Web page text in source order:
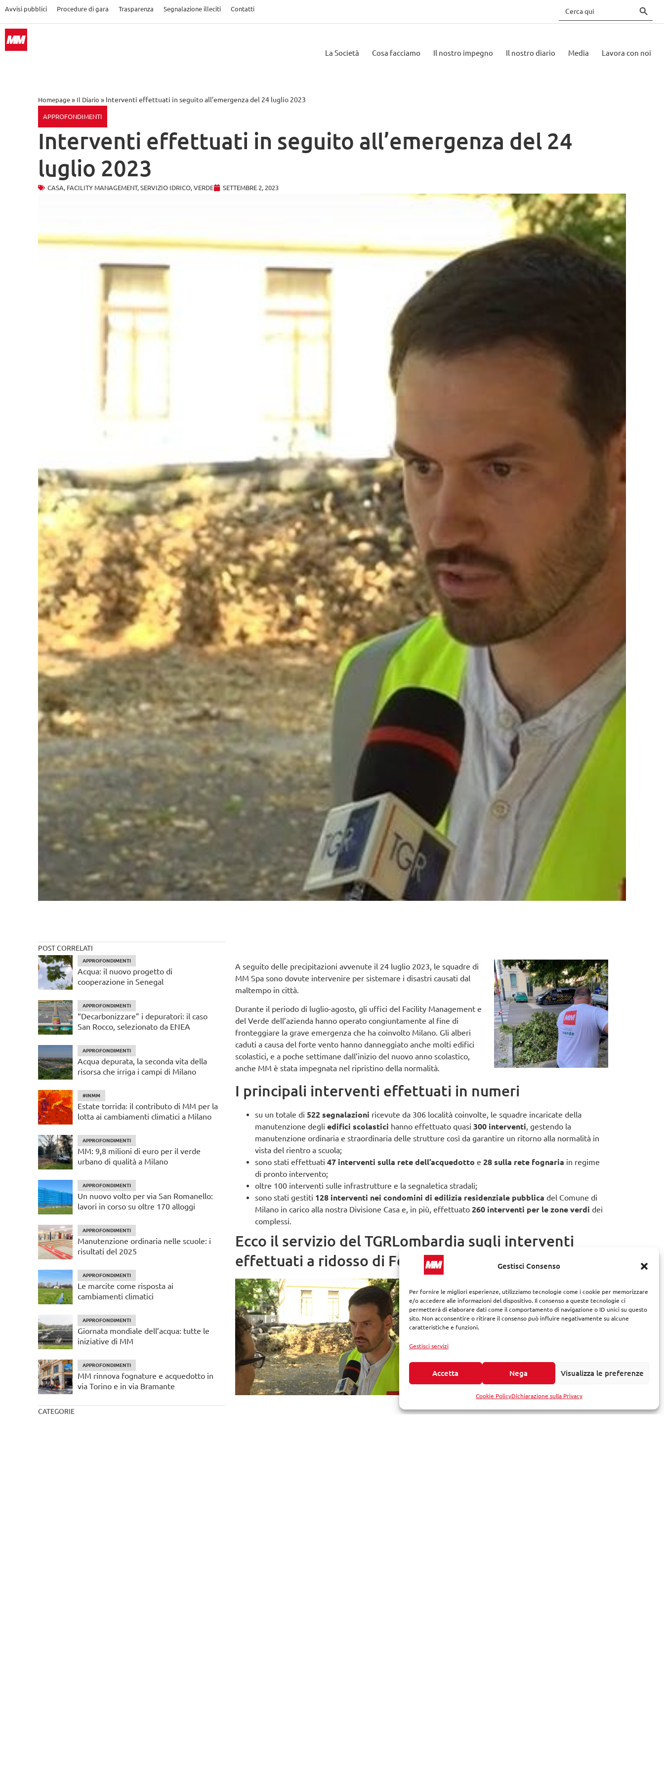
Gestisci Consenso
Per fornire le migliori esperienze, utilizziamo tecnologie come i cookie per memorizzare
e/o accedere alle informazioni del dispositivo. Il consenso a queste tecnologie ci
permetterà di elaborare dati come il comportamento di navigazione o ID unici su questo
sito. Non acconsentire o ritirare il consenso può influire negativamente su alcune
caratteristiche e funzioni.
Gestisci servizi
Accetta Nega Visualizza le preferenze
Cookie PolicyDichiarazione sulla Privacy
Avvisi pubblici Procedure di gara Trasparenza Segnalazione illeciti Contatti
for:
La Società Cosa facciamo Il nostro impegno Il nostro diario Media Lavora con noi
Homepage » Il Diario » Interventi effettuati in seguito all’emergenza del 24 luglio 2023
APPROFONDIMENTI
Interventi effettuati in seguito all’emergenza del 24
luglio 2023
CASA, FACILITY MANAGEMENT,SERVIZIO IDRICO,VERDE SETTEMBRE 2, 2023
POST CORRELATI
APPROFONDIMENTI
Acqua: il nuovo progetto di
cooperazione in Senegal
APPROFONDIMENTI
“Decarbonizzare” i depuratori: il caso
San Rocco, selezionato da ENEA
APPROFONDIMENTI
Acqua depurata, la seconda vita della
risorsa che irriga i campi di Milano
#INMM
Estate torrida: il contributo di MM per la
lotta ai cambiamenti climatici a Milano
APPROFONDIMENTI
MM: 9,8 milioni di euro per il verde
urbano di qualità a Milano
APPROFONDIMENTI
Un nuovo volto per via San Romanello:
lavori in corso su oltre 170 alloggi
APPROFONDIMENTI
Manutenzione ordinaria nelle scuole: i
risultati del 2025
APPROFONDIMENTI
Le marcite come risposta ai
cambiamenti climatici
APPROFONDIMENTI
Giornata mondiale dell’acqua: tutte le
iniziative di MM
APPROFONDIMENTI
MM rinnova fognature e acquedotto in
via Torino e in via Bramante
CATEGORIE
A seguito delle precipitazioni avvenute il 24 luglio 2023, le squadre di
MM Spa sono dovute intervenire per sistemare i disastri causati dal
maltempo in città.
Durante il periodo di luglio-agosto, gli uffici del Facility Management e
del Verde dell’azienda hanno operato congiuntamente al fine di
fronteggiare la grave emergenza che ha coinvolto Milano. Gli alberi
caduti a causa del forte vento hanno danneggiato anche molti edifici
scolastici, e a poche settimane dall’inizio del nuovo anno scolastico,
anche MM è stata impegnata nel ripristino della normalità.
I principali interventi effettuati in numeri
su un totale di522 segnalazioni ricevute da 306 località coinvolte, le squadre incaricate della
manutenzione degliedifici scolastici hanno effettuato quasi 300 interventi, gestendo la
manutenzione ordinaria e straordinaria delle strutture così da garantire un ritorno alla normalità in
vista del rientro a scuola;
sono stati effettuati 47 interventi sulla rete dell’acquedotto e28 sulla rete fognaria in regime
di pronto intervento;
oltre 100 interventi sulle infrastrutture e la segnaletica stradali;
sono stati gestiti 128 interventi nei condomini di edilizia residenziale pubblica del Comune di
Milano in carico alla nostra Divisione Casa e, in più, effettuato260 interventi per le zone verdi dei
complessi.
Ecco il servizio del TGRLombardia sugli interventi
effettuati a ridosso di Ferragosto